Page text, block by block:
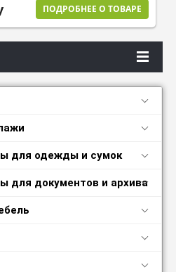
ПОДРОБНЕЕ О ТОВАРЕ
для одежды и сумок
для документов и архива